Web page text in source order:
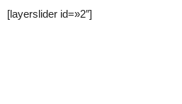
[layerslider id=»2″]